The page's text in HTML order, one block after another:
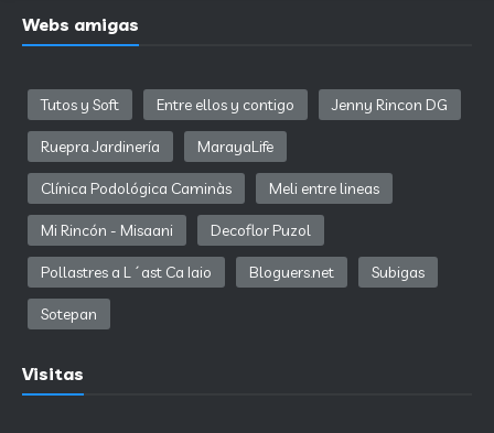
Webs amigas
Tutos y Soft Entre ellos y contigo Jenny Rincon DG
Ruepra Jardinería MarayaLife
Clínica Podológica Caminàs Meli entre lineas
Mi Rincón - Misaani Decoflor Puzol
Pollastres a L´ast Ca Iaio Bloguers.net Subigas
Sotepan
Visitas